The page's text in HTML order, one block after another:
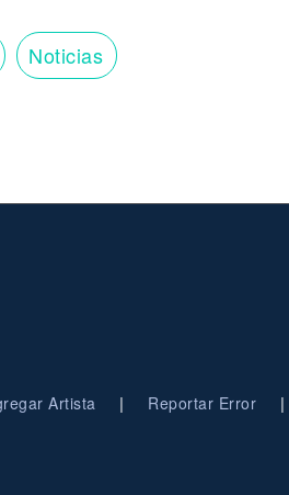
Noticias
Artista | Reportar Error |